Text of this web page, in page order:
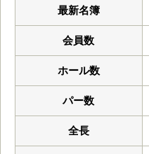
最新名簿
会員数
ホール数
パー数
全長